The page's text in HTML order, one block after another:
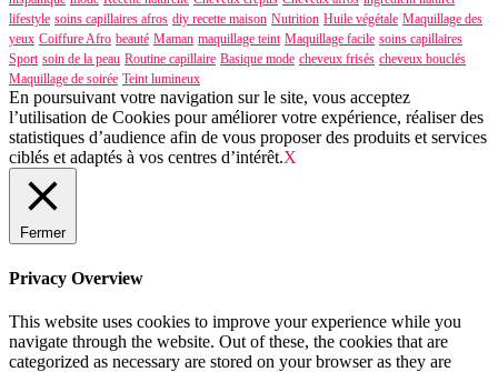
lifestyle soins capillaires afros diy recette maison Nutrition Huile végétale Maquillage des
yeux Coiffure Afro beauté Maman maquillage teint Maquillage facile soins capillaires
Sport soin de la peau Routine capillaire Basique mode cheveux frisés cheveux bouclés
Maquillage de soirée Teint lumineux
En poursuivant votre navigation sur le site, vous acceptez
l’utilisation de Cookies pour améliorer votre expérience, réaliser des
statistiques d’audience afin de vous proposer des produits et services
ciblés et adaptés à vos centres d’intérêt.X
Fermer
Privacy Overview
This website uses cookies to improve your experience while you
navigate through the website. Out of these, the cookies that are
categorized as necessary are stored on your browser as they are